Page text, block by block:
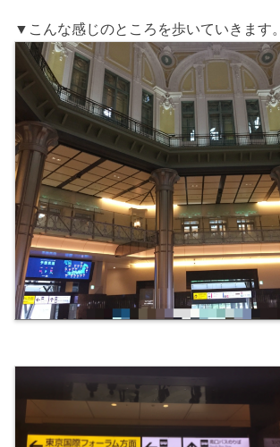
▼こんな感じのところを歩いていきます。